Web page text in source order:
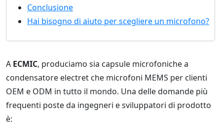
Conclusione
Hai bisogno di aiuto per scegliere un microfono?
A ECMIC, produciamo sia capsule microfoniche a
condensatore electret che microfoni MEMS per clienti
OEM e ODM in tutto il mondo. Una delle domande più
frequenti poste da ingegneri e sviluppatori di prodotto
è: